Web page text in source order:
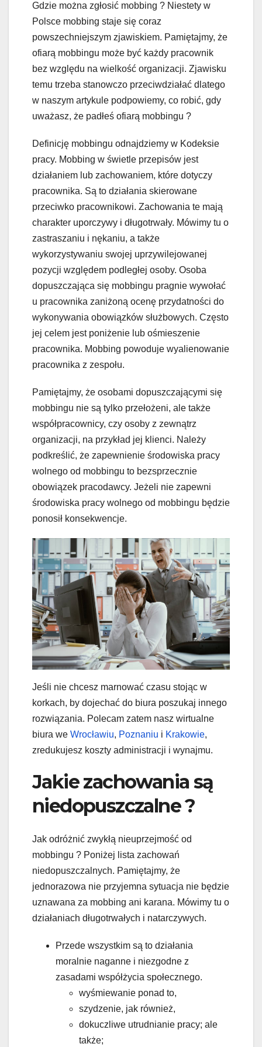
Gdzie można zgłosić mobbing ? Niestety w
Polsce mobbing staje się coraz
powszechniejszym zjawiskiem. Pamiętajmy, że
ofiarą mobbingu może być każdy pracownik
bez względu na wielkość organizacji. Zjawisku
temu trzeba stanowczo przeciwdziałać dlatego
w naszym artykule podpowiemy, co robić, gdy
uważasz, że padłeś ofiarą mobbingu ?
Definicję mobbingu odnajdziemy w Kodeksie
pracy. Mobbing w świetle przepisów jest
działaniem lub zachowaniem, które dotyczy
pracownika. Są to działania skierowane
przeciwko pracownikowi. Zachowania te mają
charakter uporczywy i długotrwały. Mówimy tu o
zastraszaniu i nękaniu, a także
wykorzystywaniu swojej uprzywilejowanej
pozycji względem podległej osoby. Osoba
dopuszczająca się mobbingu pragnie wywołać
u pracownika zaniżoną ocenę przydatności do
wykonywania obowiązków służbowych. Często
jej celem jest poniżenie lub ośmieszenie
pracownika. Mobbing powoduje wyalienowanie
pracownika z zespołu.
Pamiętajmy, że osobami dopuszczającymi się
mobbingu nie są tylko przełożeni, ale także
współpracownicy, czy osoby z zewnątrz
organizacji, na przykład jej klienci. Należy
podkreślić, że zapewnienie środowiska pracy
wolnego od mobbingu to bezsprzecznie
obowiązek pracodawcy. Jeżeli nie zapewni
środowiska pracy wolnego od mobbingu będzie
ponosił konsekwencje.
Jeśli nie chcesz marnować czasu stojąc w
korkach, by dojechać do biura poszukaj innego
rozwiązania. Polecam zatem nasz wirtualne
biura we Wrocławiu, Poznaniu i Krakowie,
zredukujesz koszty administracji i wynajmu.
Jakie zachowania są
niedopuszczalne ?
Jak odróżnić zwykłą nieuprzejmość od
mobbingu ? Poniżej lista zachowań
niedopuszczalnych. Pamiętajmy, że
jednorazowa nie przyjemna sytuacja nie będzie
uznawana za mobbing ani karana. Mówimy tu o
działaniach długotrwałych i natarczywych.
Przede wszystkim są to działania
moralnie naganne i niezgodne z
zasadami współżycia społecznego.
wyśmiewanie ponad to,
szydzenie, jak również,
dokuczliwe utrudnianie pracy; ale
także;